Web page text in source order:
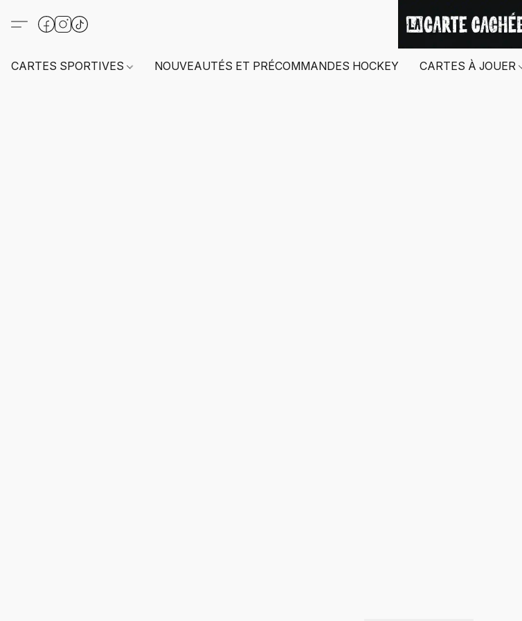
CARTES SPORTIVES NOUVEAUTÉS ET PRÉCOMMANDES HOCKEY CARTES À JOUER